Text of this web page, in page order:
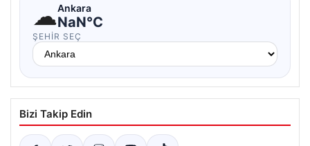
☁Ankara
NaN°C
ŞEHIR SEÇ
Bizi Takip Edin